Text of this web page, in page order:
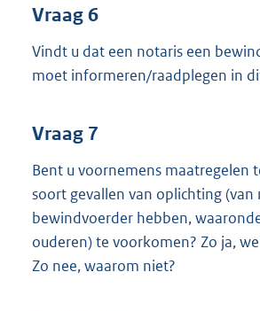
Vraag 6
Vindt u dat een notaris een
moet informeren/raadplegen in
Vraag 7
Bent u voornemens maatregelen
soort gevallen van oplichting (van
bewindvoerder hebben,
ouderen) te voorkomen? Zo ja,
Zo nee, waarom niet?